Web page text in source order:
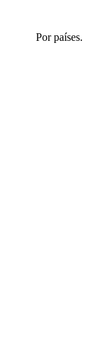
Por países.